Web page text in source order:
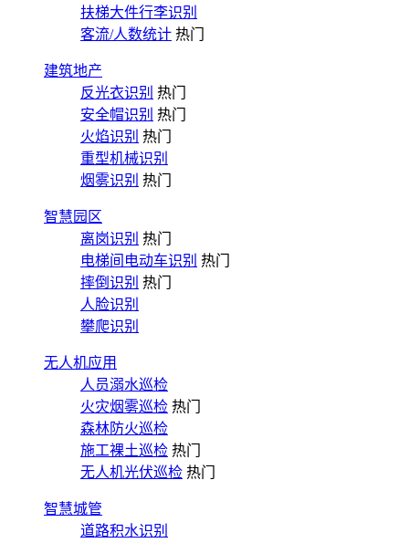
扶梯大件行李识别
客流/人数统计 热门
建筑地产
反光衣识别 热门
安全帽识别 热门
火焰识别 热门
重型机械识别
烟雾识别 热门
智慧园区
离岗识别 热门
电梯间电动车识别 热门
摔倒识别 热门
人脸识别
攀爬识别
无人机应用
人员溺水巡检
火灾烟雾巡检 热门
森林防火巡检
施工裸土巡检 热门
无人机光伏巡检 热门
智慧城管
道路积水识别